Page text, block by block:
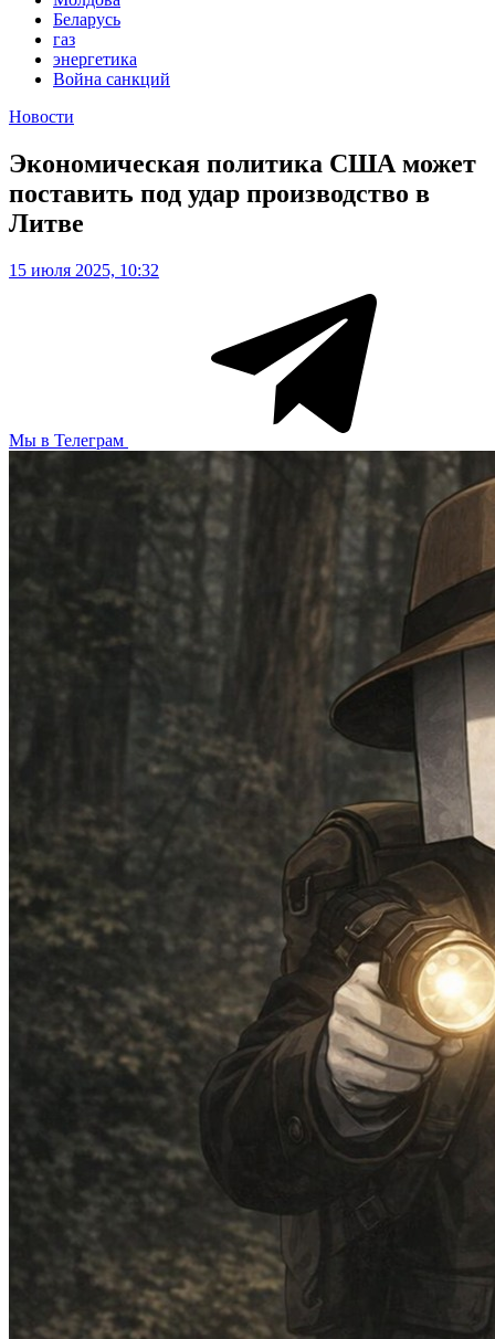
Беларусь
газ
энергетика
Война санкций
Новости
Экономическая политика США может
поставить под удар производство в
Литве
15 июля 2025, 10:32
Мы в Телеграм